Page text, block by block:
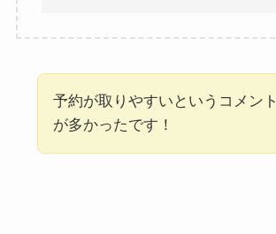
予約が取りやすいというコメント
が多かったです！